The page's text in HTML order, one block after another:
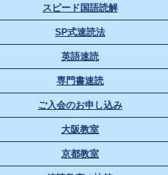
スピード国語読解
SP式速読法
英語速読
専門書速読
ご入会のお申し込み
大阪教室
京都教室